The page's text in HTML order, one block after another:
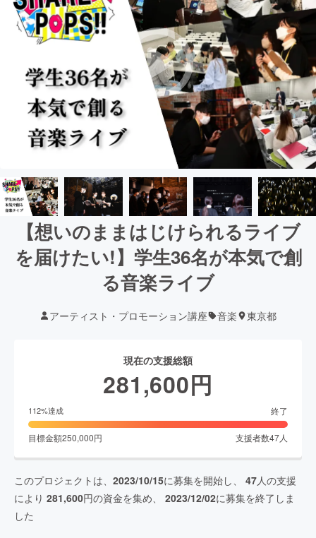
【想いのままはじけられるライブ
を届けたい!】学生36名が本気で創
る音楽ライブ
アーティスト・プロモーション講座 音楽 東京都
現在の支援総額
281,600円
112%達成 終了
目標金額250,000円 支援者数47人
このプロジェクトは、 2023/10/15に募集を開始し、 47人の支援
により 281,600円の資金を集め、 2023/12/02に募集を終了しま
した